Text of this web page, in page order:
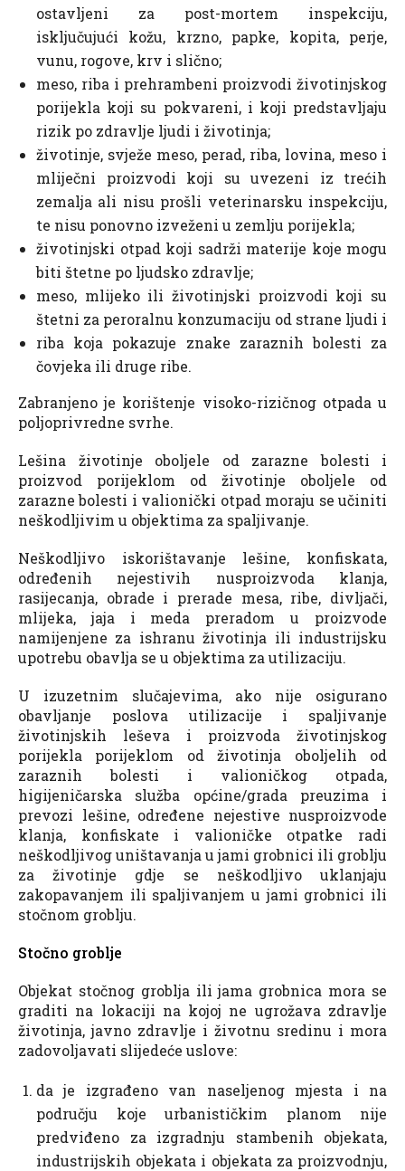
ostavljeni za post-mortem inspekciju,
isključujući kožu, krzno, papke, kopita, perje,
vunu, rogove, krv i slično;
meso, riba i prehrambeni proizvodi životinjskog
porijekla koji su pokvareni, i koji predstavljaju
rizik po zdravlje ljudi i životinja;
životinje, svježe meso, perad, riba, lovina, meso i
mliječni proizvodi koji su uvezeni iz trećih
zemalja ali nisu prošli veterinarsku inspekciju,
te nisu ponovno izveženi u zemlju porijekla;
životinjski otpad koji sadrži materije koje mogu
biti štetne po ljudsko zdravlje;
meso, mlijeko ili životinjski proizvodi koji su
štetni za peroralnu konzumaciju od strane ljudi i
riba koja pokazuje znake zaraznih bolesti za
čovjeka ili druge ribe.
Zabranjeno je korištenje visoko-rizičnog otpada u
poljoprivredne svrhe.
Lešina životinje oboljele od zarazne bolesti i
proizvod porijeklom od životinje oboljele od
zarazne bolesti i valionički otpad moraju se učiniti
neškodljivim u objektima za spaljivanje.
Neškodljivo iskorištavanje lešine, konfiskata,
određenih nejestivih nusproizvoda klanja,
rasijecanja, obrade i prerade mesa, ribe, divljači,
mlijeka, jaja i meda preradom u proizvode
namijenjene za ishranu životinja ili industrijsku
upotrebu obavlja se u objektima za utilizaciju.
U izuzetnim slučajevima, ako nije osigurano
obavljanje poslova utilizacije i spaljivanje
životinjskih leševa i proizvoda životinjskog
porijekla porijeklom od životinja oboljelih od
zaraznih bolesti i valioničkog otpada,
higijeničarska služba općine/grada preuzima i
prevozi lešine, određene nejestive nusproizvode
klanja, konfiskate i valioničke otpatke radi
neškodljivog uništavanja u jami grobnici ili groblju
za životinje gdje se neškodljivo uklanjaju
zakopavanjem ili spaljivanjem u jami grobnici ili
stočnom groblju.
Stočno groblje
Objekat stočnog groblja ili jama grobnica mora se
graditi na lokaciji na kojoj ne ugrožava zdravlje
životinja, javno zdravlje i životnu sredinu i mora
zadovoljavati slijedeće uslove:
da je izgrađeno van naseljenog mjesta i na
području koje urbanističkim planom nije
predviđeno za izgradnju stambenih objekata,
industrijskih objekata i objekata za proizvodnju,